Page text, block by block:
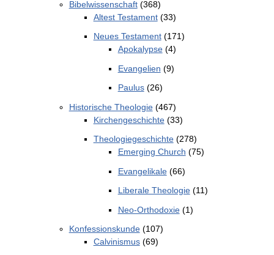
Bibelwissenschaft(368)
Altest Testament(33)
Neues Testament(171)
Apokalypse(4)
Evangelien (9)
Paulus(26)
Historische Theologie(467)
Kirchengeschichte(33)
Theologiegeschichte(278)
Emerging Church (75)
Evangelikale(66)
Liberale Theologie(11)
Neo-Orthodoxie(1)
Konfessionskunde(107)
Calvinismus(69)